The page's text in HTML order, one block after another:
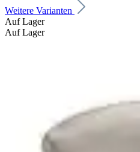
Weitere Varianten
Auf Lager
Auf Lager